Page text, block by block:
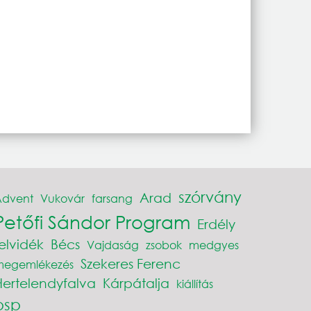
Vukovár farsang Arad szórvány
Sándor Program Erdély
Bécs Vajdaság zsobok medgyes
Szekeres Ferenc
Kárpátalja kiállítás